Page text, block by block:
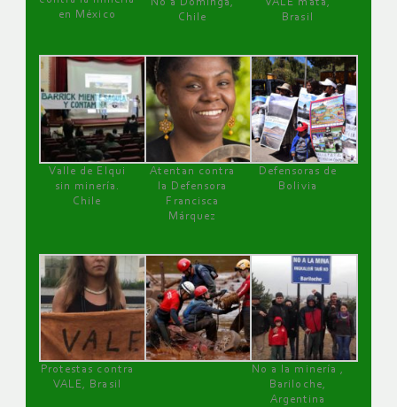
en México
Chile
Brasil
Valle de Elqui
sin minería.
Chile
Atentan contra
la Defensora
Francisca
Márquez
Defensoras de
Bolivia
Protestas contra
VALE, Brasil
No a la minería ,
Bariloche,
Argentina